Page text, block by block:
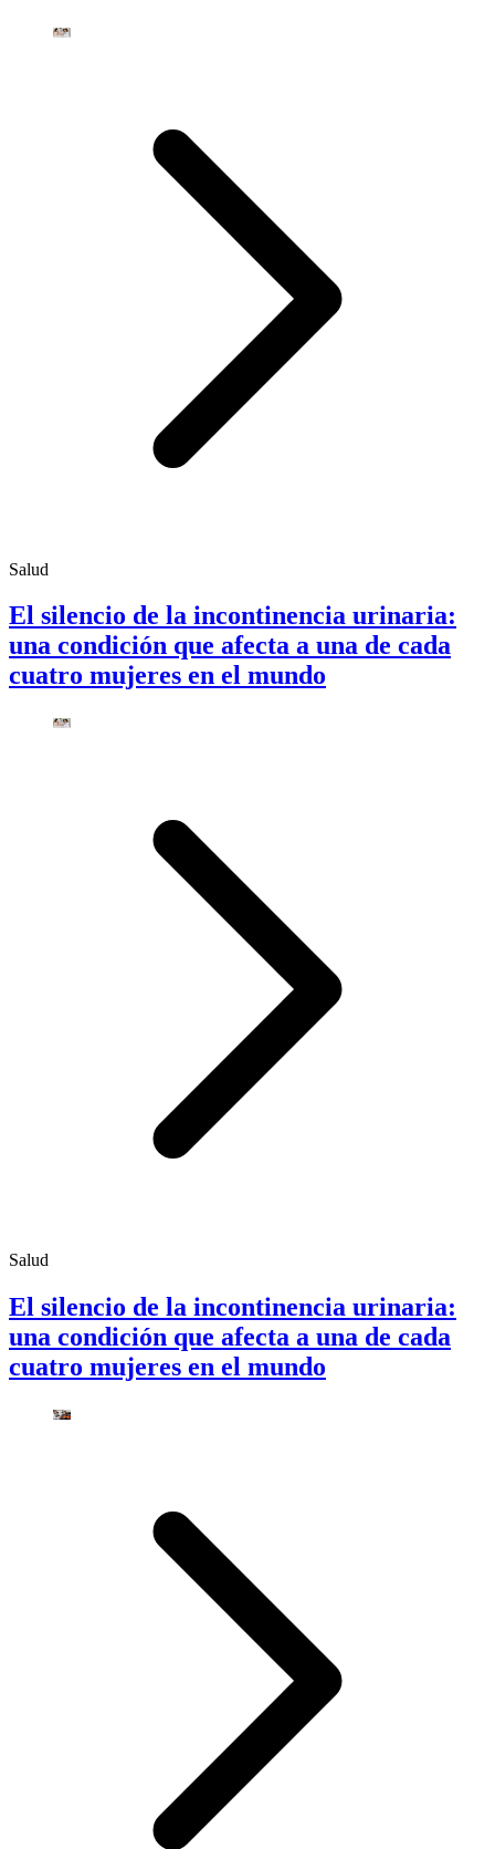
Salud
El silencio de la incontinencia urinaria:
una condición que afecta a una de cada
cuatro mujeres en el mundo
Salud
El silencio de la incontinencia urinaria:
una condición que afecta a una de cada
cuatro mujeres en el mundo